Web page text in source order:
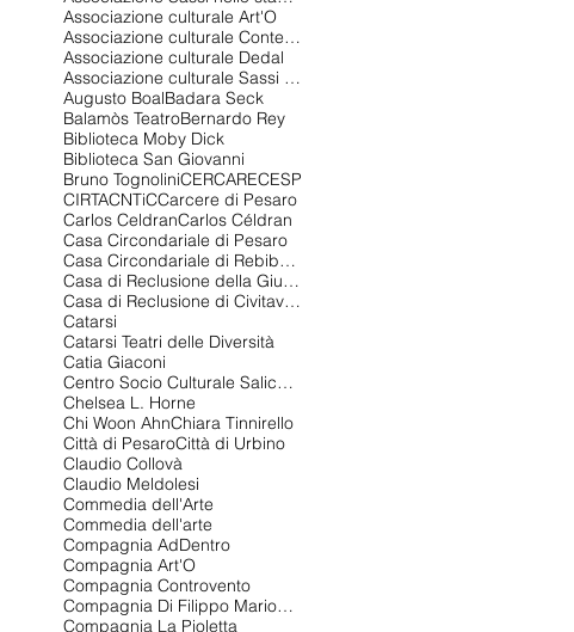
Associazione culturale Art'O
Associazione culturale Contemporanea 2.0
Associazione culturale Dedal
Associazione culturale Sassi nello stagno
Augusto BoalBadara Seck
Balamòs TeatroBernardo Rey
Biblioteca Moby Dick
Biblioteca San Giovanni
Bruno TognoliniCERCARECESP
CIRTACNTiCCarcere di Pesaro
Carlos CeldranCarlos Céldran
Casa Circondariale di Pesaro
Casa Circondariale di Rebibbia
Casa di Reclusione della Giudecca
Casa di Reclusione di Civitavecchia
Catarsi
Catarsi Teatri delle Diversità
Catia Giaconi
Centro Socio Culturale Salice Gualdoni
Chelsea L. Horne
Chi Woon AhnChiara Tinnirello
Città di PesaroCittà di Urbino
Claudio Collovà
Claudio Meldolesi
Commedia dell'Arte
Commedia dell'arte
Compagnia AdDentro
Compagnia Art'O
Compagnia Controvento
Compagnia Di Filippo Marionette
Compagnia La Pioletta